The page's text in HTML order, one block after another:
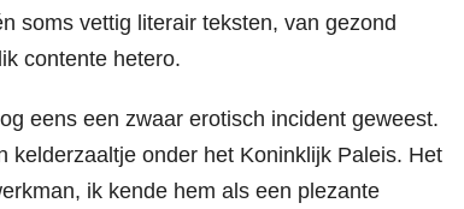
soms vettig literair teksten, van gezond
contente hetero.
eens een zwaar erotisch incident geweest.
kelderzaaltje onder het Koninklijk Paleis. Het
ik kende hem als een plezante